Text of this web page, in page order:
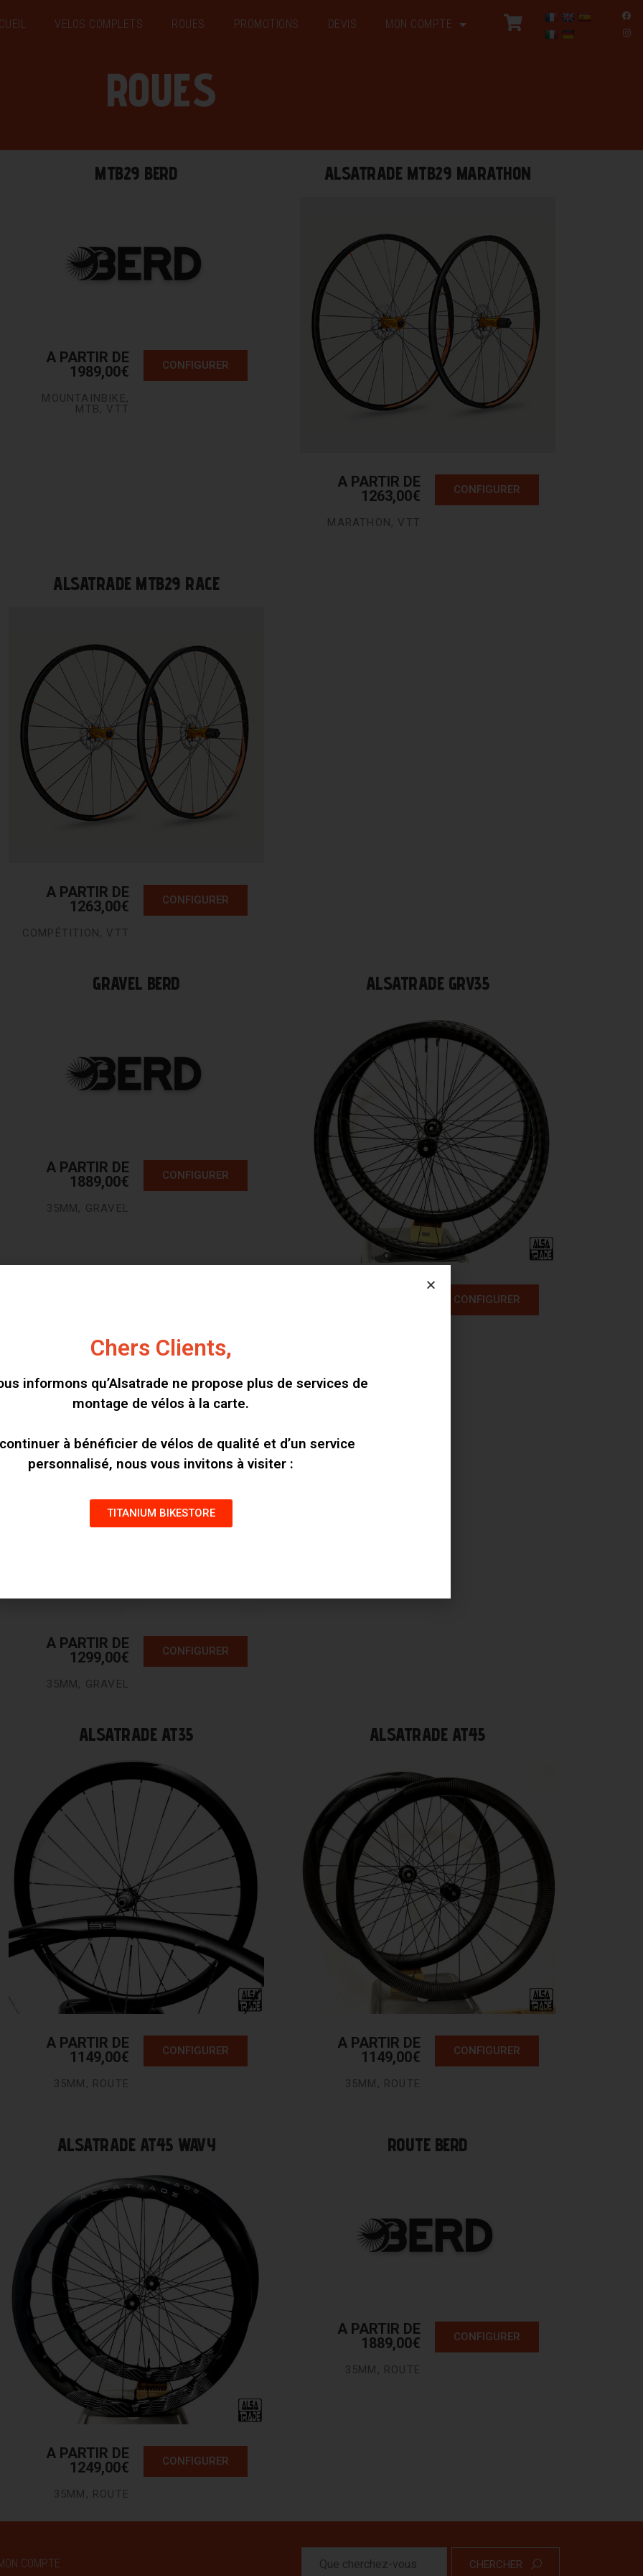
VELOS COMPLETS ROUES PROMOTIONS DEVIS MON COMPTE
ROUES
MTB29 BERD
A PARTIR DE
1989,00€
MOUNTAINBIKE,
MTB, VTT
CONFIGURER
ALSATRADE MTB29 MARATHON
A PARTIR DE
1263,00€
MARATHON, VTT
CONFIGURER
ALSATRADE MTB29 RACE
A PARTIR DE
1263,00€
COMPÉTITION, VTT
CONFIGURER
GRAVEL BERD
A PARTIR DE
1889,00€
35MM, GRAVEL
CONFIGURER
ALSATRADE GRV35
CONFIGURER
ALSATRADE GRV_WAVY R-EVOLUTION
A PARTIR DE
1299,00€
35MM, GRAVEL
CONFIGURER
ALSATRADE AT35
A PARTIR DE
1149,00€
35MM , ROUTE
CONFIGURER
ALSATRADE AT45
A PARTIR DE
1149,00€
35MM , ROUTE
CONFIGURER
ALSATRADE AT45 WAVY
A PARTIR DE
1249,00€
35MM , ROUTE
CONFIGURER
ROUTE BERD
A PARTIR DE
1889,00€
35MM , ROUTE
CONFIGURER
COMPTE CHERCHER
Chers Clients,
informons qu’Alsatrade ne propose plus de services de
montage de vélos à la carte.
à bénéficier de vélos de qualité et d’un service
personnalisé, nous vous invitons à visiter :
TITANIUM BIKESTORE